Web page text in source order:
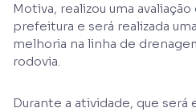
Motiva, realizou uma
prefeitura e será realizada
melhoria na linha de
rodovia.
Durante a atividade, que será